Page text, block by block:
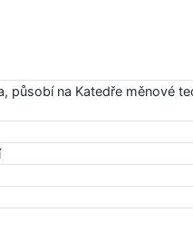
působí na Katedře měnové